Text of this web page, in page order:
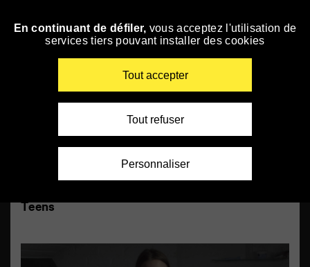
Skip
En ligne
Teens
En continuant de défiler, vous acceptez l'utilisation de
services tiers pouvant installer des cookies
Tout accepter
Tout refuser
Personnaliser